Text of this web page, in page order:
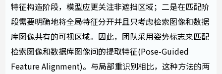
特征构造阶段，模型应更关注非遮挡区域；二是在匹配阶
段需要明确地将全局特征分开并且只考虑检索图像和数据
库图像共有的可视区域。因此，团队采用姿势标志来匹配
检索图像和数据库图像间的提取特征(Pose-Guided
Feature Alignment)。与局部重识别相比，这种方法的两